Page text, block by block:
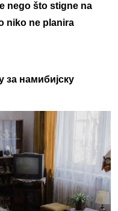
nego što stigne na
niko ne planira
за намибијску